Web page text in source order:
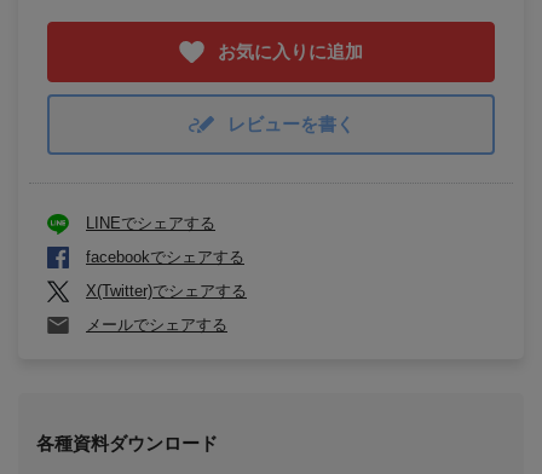
お気に入りに追加
レビューを書く
LINEでシェアする
facebookでシェアする
X(Twitter)でシェアする
メールでシェアする
各種資料ダウンロード